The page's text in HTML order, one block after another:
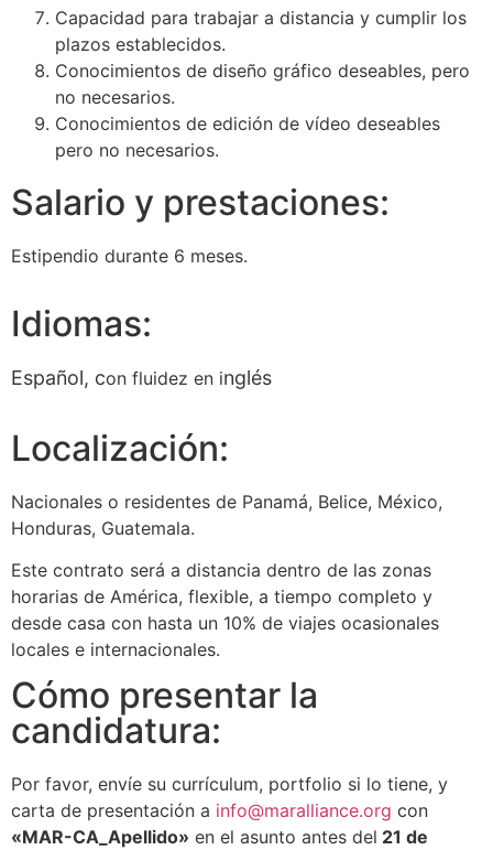
Capacidad para trabajar a distancia y cumplir los
plazos establecidos.
Conocimientos de diseño gráfico deseables, pero
no necesarios.
Conocimientos de edición de vídeo deseables
pero no necesarios.
Salario y prestaciones:
Estipendio durante 6 meses.
Idiomas:
Español, con fluidez en inglés
Localización:
Nacionales o residentes de Panamá, Belice, México,
Honduras, Guatemala.
Este contrato será a distancia dentro de las zonas
horarias de América, flexible, a tiempo completo y
desde casa con hasta un 10% de viajes ocasionales
locales e internacionales.
Cómo presentar la
candidatura:
Por favor, envíe su currículum, portfolio si lo tiene, y
carta de presentación a info@maralliance.org con
«MAR-CA_Apellido» en el asunto antes del 21 de